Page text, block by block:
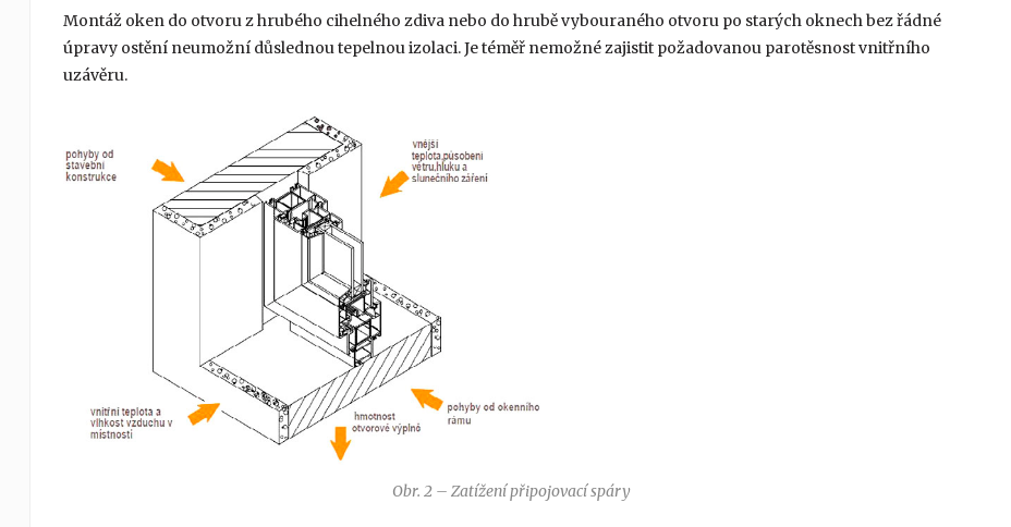
Montáž oken do otvoru z hrubého cihelného zdiva nebo do hrubě vybouraného otvoru po starých oknech bez řádné
úpravy ostění neumožní důslednou tepelnou izolaci. Je téměř nemožné zajistit požadovanou parotěsnost vnitřního
uzávěru.
Obr. 2 – Zatížení připojovací spáry